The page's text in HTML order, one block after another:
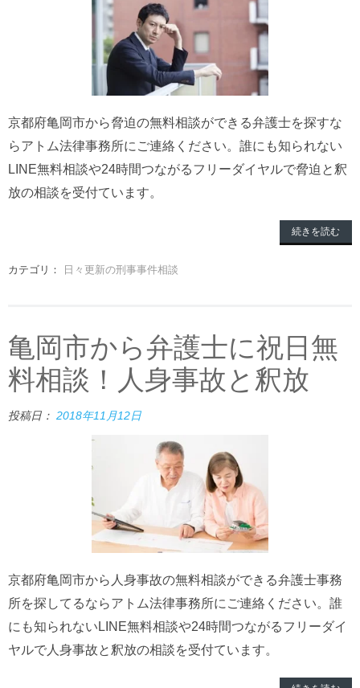
京都府亀岡市から脅迫の無料相談ができる弁護士を探すな
らアトム法律事務所にご連絡ください。誰にも知られない
LINE無料相談や24時間つながるフリーダイヤルで脅迫と釈
放の相談を受付ています。
続きを読む
カテゴリ： 日々更新の刑事事件相談
亀岡市から弁護士に祝日無
料相談！人身事故と釈放
投稿日： 2018年11月12日
京都府亀岡市から人身事故の無料相談ができる弁護士事務
所を探してるならアトム法律事務所にご連絡ください。誰
にも知られないLINE無料相談や24時間つながるフリーダイ
ヤルで人身事故と釈放の相談を受付ています。